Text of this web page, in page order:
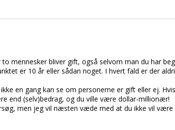
mennesker bliver gift, også selvom man du har
er 10 år eller sådan noget. I hvert fald er der
en gang kan se om personerne er gift eller ej.
end (selv)bedrag, og du ville være dollar-millionær!
men jeg vil næsten væde med at du ikke vil være